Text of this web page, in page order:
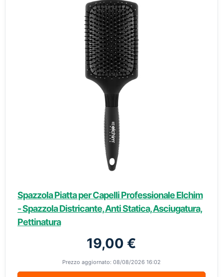
Spazzola Piatta per Capelli Professionale Elchim
- Spazzola Districante, Anti Statica, Asciugatura,
Pettinatura
19,00 €
Prezzo aggiornato: 08/08/2026 16:02